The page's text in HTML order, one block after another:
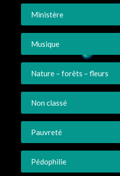
Ministère
Musique
Nature – forêts – fleurs
Non classé
Pauvreté
Pédophilie